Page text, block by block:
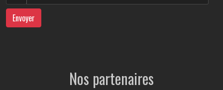
Envoyer
Nos partenaires